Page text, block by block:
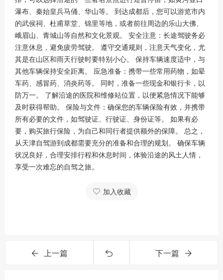
瀑布、秦始皇兵马俑、华山等。 到达成都后，您可以游览市内
的武侯祠、杜甫草堂、锦里等地，或者前往周边的乐山大佛、
峨眉山、青城山等自然和文化景观。 安全注意：长途驾驶务必
注意休息，避免疲劳驾驶。 遵守交通规则，注意天气变化，尤
其是在山区和雨天行驶时要特别小心。 保持车辆速度适中，与
其他车辆保持安全距离。 应急准备：携带一些常用药物，如晕
车药、感冒药、消炎药等。 同时，准备一些现金和银行卡，以
防万一。 了解沿途的医院和维修站位置，以便紧急情况下能够
及时获得帮助。 保险与文件：确保您的车辆保险有效，并携带
所有必要的文件，如驾驶证、行驶证、身份证等。 如果有必
要，购买旅行保险，为自己和同行者提供额外的保障。 总之，
从天津自驾游到成都需要充分的准备和合理的规划。 确保车辆
状况良好，合理安排行程和休息时间，体验沿途的风土人情，
享受一次难忘的自驾之旅。
加入收藏
上一篇 下一篇